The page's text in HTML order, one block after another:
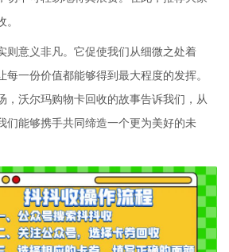
则意义非凡。它促使我们从细微之处着
一份价值都能够得到最大程度的发挥。
，沃尔玛购物卡回收的故事告诉我们，从
们能够携手共同缔造一个更为美好的未